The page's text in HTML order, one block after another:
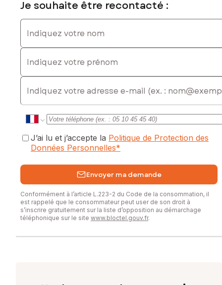
Je souhaite être recontacté :
Indiquez votre nom
Indiquez votre prénom
E-mail
J’ai lu et j’accepte la Politique de Protection des
Données Personnelles*
Envoyer ma demande
Conformément à l’article L.223-2 du Code de la consommation, il
est rappelé que le consommateur peut user de son droit à
s’inscrire gratuitement sur la liste d’opposition au démarchage
téléphonique sur le site www.bloctel.gouv.fr.